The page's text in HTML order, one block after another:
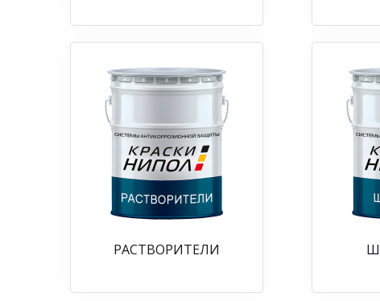
РАСТВОРИТЕЛИ